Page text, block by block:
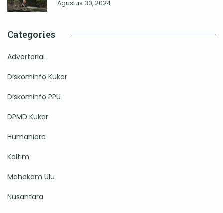
Agustus 30, 2024
Categories
Advertorial
Diskominfo Kukar
Diskominfo PPU
DPMD Kukar
Humaniora
Kaltim
Mahakam Ulu
Nusantara